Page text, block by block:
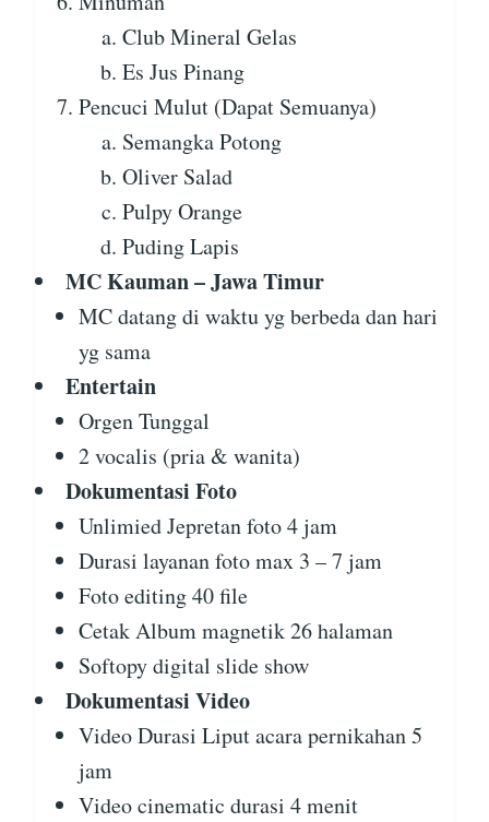
Club Mineral Gelas
Es Jus Pinang
Pencuci Mulut (Dapat Semuanya)
Semangka Potong
Oliver Salad
Pulpy Orange
Puding Lapis
MC Kauman – Jawa Timur
MC datang di waktu yg berbeda dan hari
yg sama
Entertain
Orgen Tunggal
2 vocalis (pria & wanita)
Dokumentasi Foto
Unlimied Jepretan foto 4 jam
Durasi layanan foto max 3 – 7 jam
Foto editing 40 file
Cetak Album magnetik 26 halaman
Softopy digital slide show
Dokumentasi Video
Video Durasi Liput acara pernikahan 5
jam
Video cinematic durasi 4 menit